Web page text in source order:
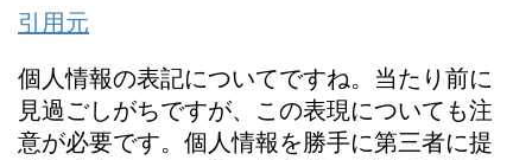
引用元
個人情報の表記についてですね。当たり前に
見過ごしがちですが、この表現についても注
意が必要です。個人情報を勝手に第三者に提